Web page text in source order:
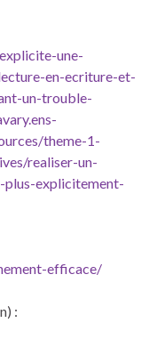
une-
en-ecriture-et-
un-trouble-
theme-1-
realiser-un-
plus-explicitement-
efficace/
: